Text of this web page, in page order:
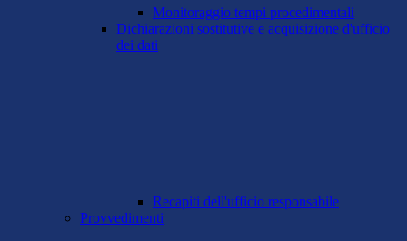
Monitoraggio tempi procedimentali
Dichiarazioni sostitutive e acquisizione d'ufficio
dei dati
Recapiti dell'ufficio responsabile
Provvedimenti